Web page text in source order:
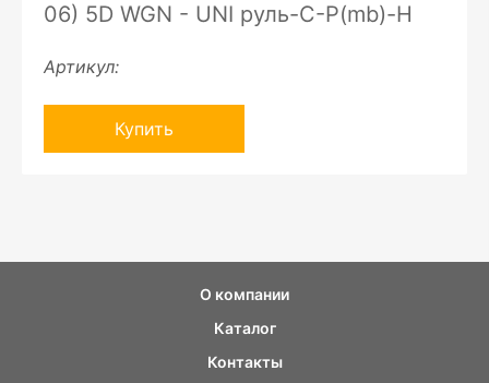
06) 5D WGN - UNI руль-C-P(mb)-H
Артикул:
Купить
О компании
Каталог
Контакты